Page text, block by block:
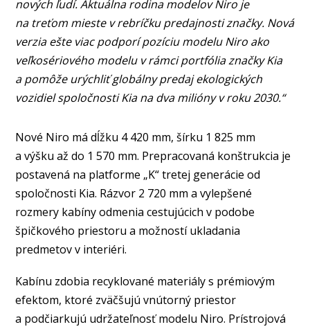
nových ľudí. Aktuálna rodina modelov Niro je
na treťom mieste v rebríčku predajnosti značky. Nová
verzia ešte viac podporí pozíciu modelu Niro ako
veľkosériového modelu v rámci portfólia značky Kia
a pomôže urýchliť globálny predaj ekologických
vozidiel spoločnosti Kia na dva milióny v roku 2030.“
Nové Niro má dĺžku 4 420 mm, šírku 1 825 mm
a výšku až do 1 570 mm. Prepracovaná konštrukcia je
postavená na platforme „K“ tretej generácie od
spoločnosti Kia. Rázvor 2 720 mm a vylepšené
rozmery kabíny odmenia cestujúcich v podobe
špičkového priestoru a možností ukladania
predmetov v interiéri.
Kabínu zdobia recyklované materiály s prémiovým
efektom, ktoré zväčšujú vnútorný priestor
a podčiarkujú udržateľnosť modelu Niro. Prístrojová